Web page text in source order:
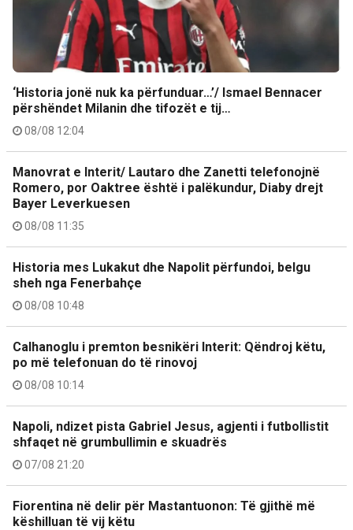
‘Historia jonë nuk ka përfunduar…’/ Ismael Bennacer
përshëndet Milanin dhe tifozët e tij…
08/08 12:04
Manovrat e Interit/ Lautaro dhe Zanetti telefonojnë
Romero, por Oaktree është i palëkundur, Diaby drejt
Bayer Leverkuesen
08/08 11:35
Historia mes Lukakut dhe Napolit përfundoi, belgu
sheh nga Fenerbahçe
08/08 10:48
Calhanoglu i premton besnikëri Interit: Qëndroj këtu,
po më telefonuan do të rinovoj
08/08 10:14
Napoli, ndizet pista Gabriel Jesus, agjenti i futbollistit
shfaqet në grumbullimin e skuadrës
07/08 21:20
Fiorentina në delir për Mastantuonon: Të gjithë më
këshilluan të vij këtu